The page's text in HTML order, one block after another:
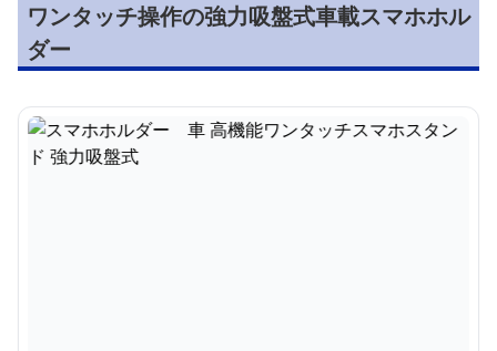
ワンタッチ操作の強力吸盤式車載スマホホル
ダー